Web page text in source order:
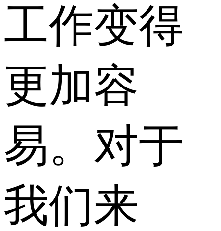
工作变得
更加容
易。对于
我们来